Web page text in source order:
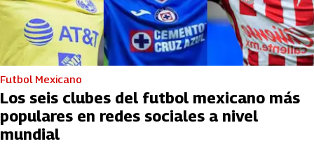
Futbol Mexicano
Los seis clubes del futbol mexicano más
populares en redes sociales a nivel
mundial